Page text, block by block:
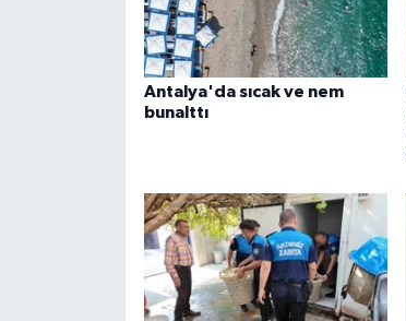
Antalya'da sıcak ve nem
bunalttı